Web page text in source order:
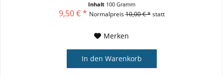
Inhalt 100 Gramm
9,50 € * Normalpreis10,00 € *statt
Merken
In den Warenkorb